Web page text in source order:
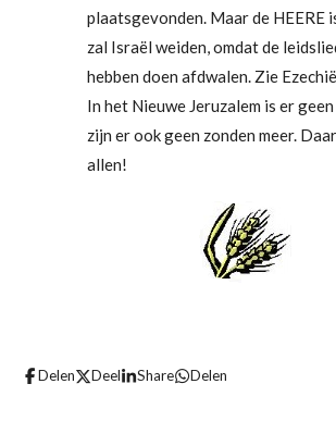
plaatsgevonden. Maar de HEERE
zal Israël weiden, omdat de
hebben doen afdwalen. Zie
In het Nieuwe Jeruzalem is er
zijn er ook geen zonden meer.
allen!
Delen Deel Share Delen